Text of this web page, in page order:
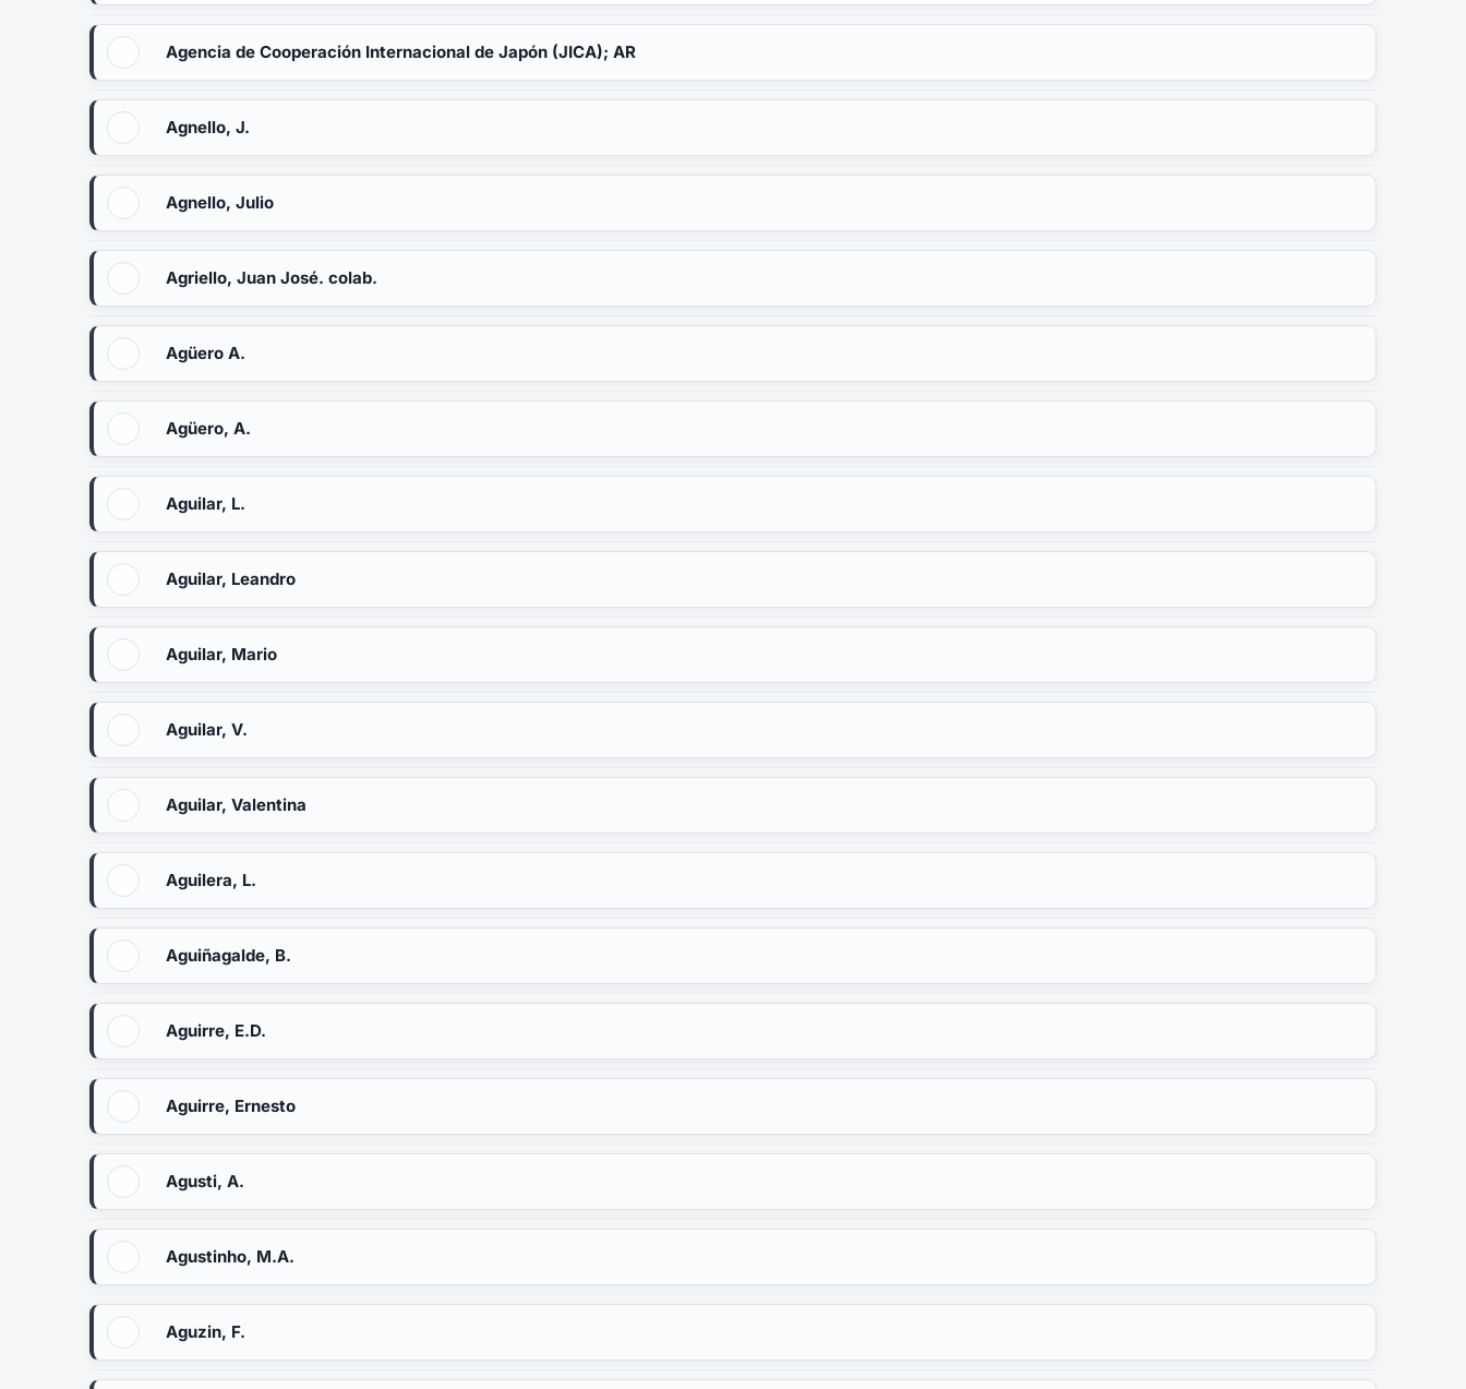
Agencia de Cooperación Internacional de Japón (JICA); AR
Agnello, J.
Agnello, Julio
Agriello, Juan José. colab.
Agüero A.
Agüero, A.
Aguilar, L.
Aguilar, Leandro
Aguilar, Mario
Aguilar, V.
Aguilar, Valentina
Aguilera, L.
Aguiñagalde, B.
Aguirre, E.D.
Aguirre, Ernesto
Agusti, A.
Agustinho, M.A.
Aguzin, F.